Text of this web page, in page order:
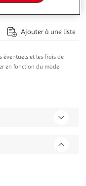
Ajouter au panier
Ajouter à une liste
éventuels et les frais de
en fonction du mode